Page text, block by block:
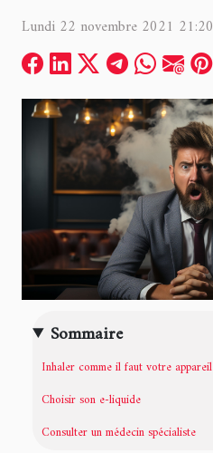
Lundi 22 novembre 2021 21:20
Sommaire
Inhaler comme il faut votre appareil
Choisir son e-liquide
Consulter un médecin spécialiste